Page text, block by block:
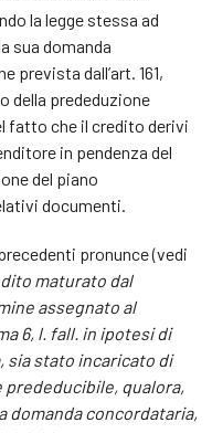
la legge stessa ad
sua domanda
prevista dall’art. 161,
della prededuzione
che il credito derivi
in pendenza del
del piano
documenti.
pronunce (vedi
maturato dal
assegnato al
6, l. fall. in ipotesi di
sia stato incaricato di
prededucibile, qualora,
domanda concordataria,